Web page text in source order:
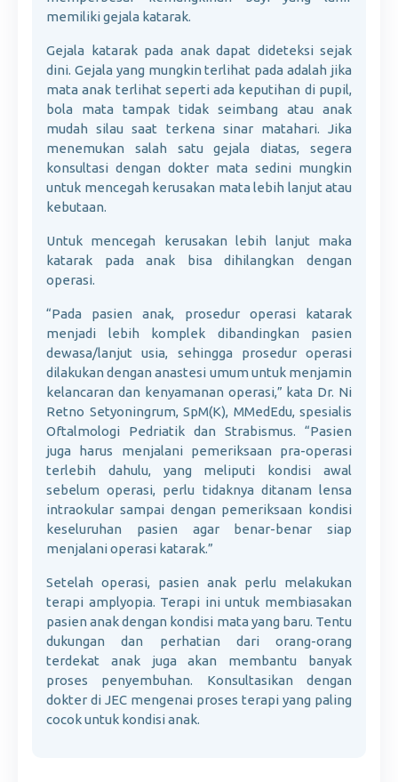
memiliki gejala katarak.
Gejala katarak pada anak dapat dideteksi sejak
dini. Gejala yang mungkin terlihat pada adalah jika
mata anak terlihat seperti ada keputihan di pupil,
bola mata tampak tidak seimbang atau anak
mudah silau saat terkena sinar matahari. Jika
menemukan salah satu gejala diatas, segera
konsultasi dengan dokter mata sedini mungkin
untuk mencegah kerusakan mata lebih lanjut atau
kebutaan.
Untuk mencegah kerusakan lebih lanjut maka
katarak pada anak bisa dihilangkan dengan
operasi.
“Pada pasien anak, prosedur operasi katarak
menjadi lebih komplek dibandingkan pasien
dewasa/lanjut usia, sehingga prosedur operasi
dilakukan dengan anastesi umum untuk menjamin
kelancaran dan kenyamanan operasi,” kata Dr. Ni
Retno Setyoningrum, SpM(K), MMedEdu, spesialis
Oftalmologi Pedriatik dan Strabismus. “Pasien
juga harus menjalani pemeriksaan pra-operasi
terlebih dahulu, yang meliputi kondisi awal
sebelum operasi, perlu tidaknya ditanam lensa
intraokular sampai dengan pemeriksaan kondisi
keseluruhan pasien agar benar-benar siap
menjalani operasi katarak.”
Setelah operasi, pasien anak perlu melakukan
terapi amplyopia. Terapi ini untuk membiasakan
pasien anak dengan kondisi mata yang baru. Tentu
dukungan dan perhatian dari orang-orang
terdekat anak juga akan membantu banyak
proses penyembuhan. Konsultasikan dengan
dokter di JEC mengenai proses terapi yang paling
cocok untuk kondisi anak.